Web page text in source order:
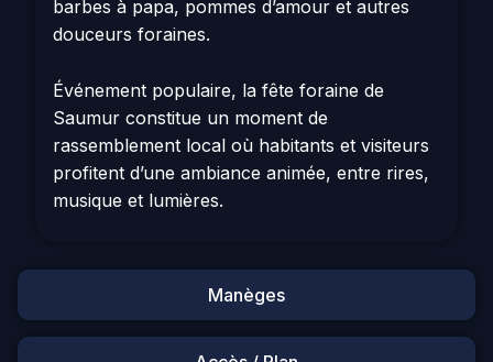
Manèges
barbes à papa, pommes d’amour et autres
douceurs foraines.
Événement populaire, la fête foraine de
Saumur constitue un moment de
rassemblement local où habitants et visiteurs
profitent d’une ambiance animée, entre rires,
musique et lumières.